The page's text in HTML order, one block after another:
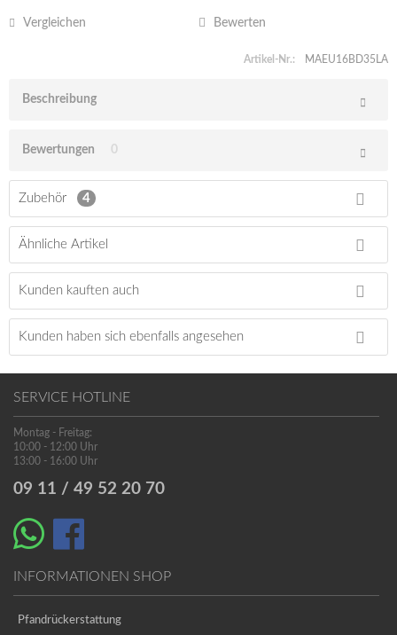
Vergleichen Bewerten
Artikel-Nr.: MAEU16BD35LA
Beschreibung
Bewertungen 0
Zubehör 4
Ähnliche Artikel
Kunden kauften auch
Kunden haben sich ebenfalls angesehen
SERVICE HOTLINE
Montag - Freitag:
10:00 - 12:00 Uhr
13:00 - 16:00 Uhr
09 11 / 49 52 20 70
INFORMATIONEN SHOP
Pfandrückerstattung